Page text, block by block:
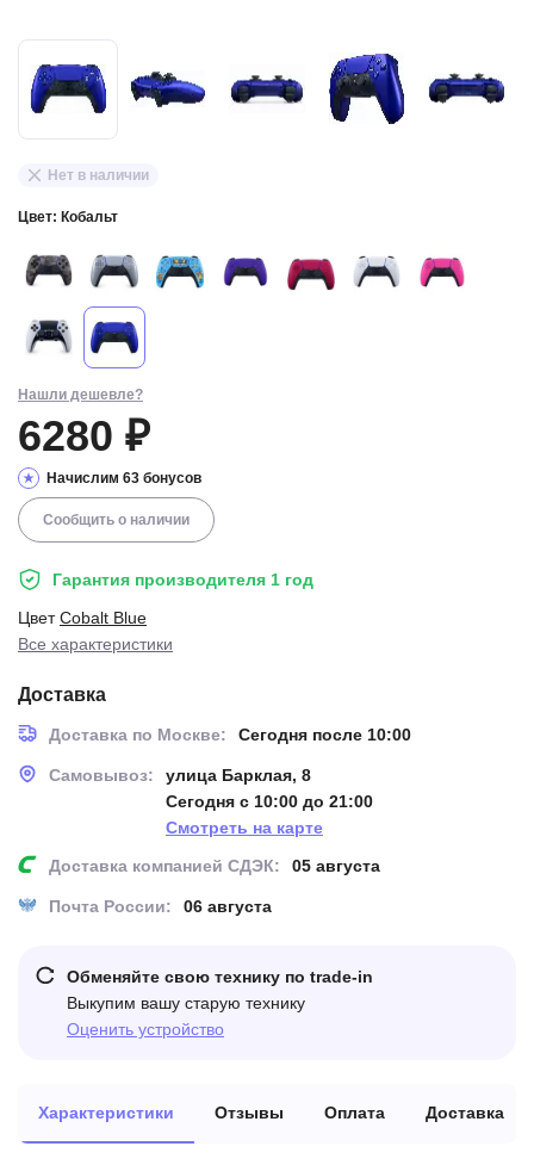
Гарантия производителя 1 год
ЦветCobalt Blue
Все характеристики
Доставка
Доставка по Москве: Сегодня после 10:00
Самовывоз:
улица Барклая, 8
Сегодня с 10:00 до 21:00
Смотреть на карте
Доставка компанией СДЭК:
05 августа
Почта России: 06 августа
Обменяйте свою технику по trade-in
Выкупим вашу старую технику
Оценить устройство
Нет в наличии
Цвет: Кобальт
Нашли дешевле?
6280 ₽
Начислим 63 бонусов
Сообщить о наличии
Характеристики Отзывы Оплата Доставка